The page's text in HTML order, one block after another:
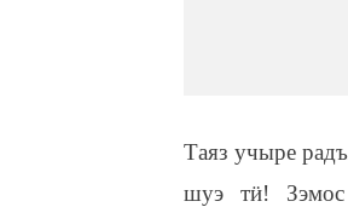
Таяз учыре
шуэ тӥ!